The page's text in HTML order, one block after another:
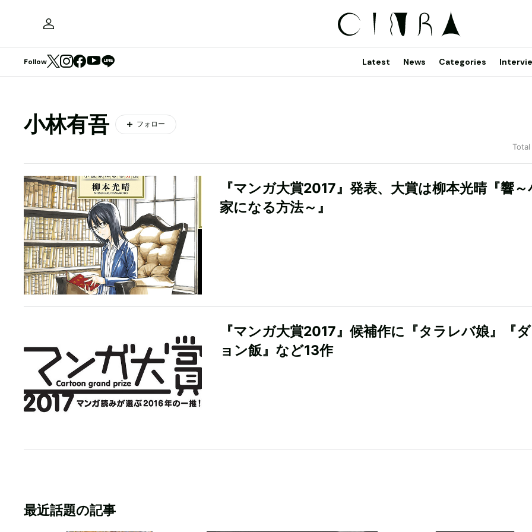
Follow Latest News Categories
小林有吾 フォロー
『マンガ大賞2017』発表、大賞は柳本光晴『響～
家になる方法～』
『マンガ大賞2017』候補作に『タラレバ娘』『
ョン飯』など13作
最近話題の記事